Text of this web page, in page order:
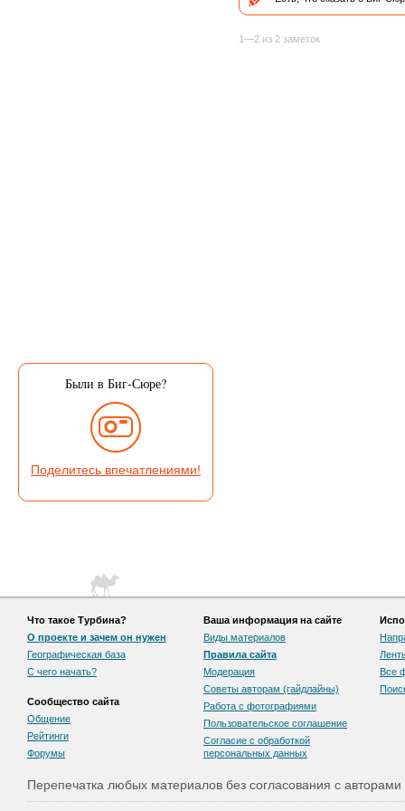
Были в Биг-Сюре?
Поделитесь впечатлениями!
1—2 из 2 заметок
Что такое Турбина?
О проекте и зачем он нужен
Географическая база
С чего начать?
Сообщество сайта
Общение
Рейтинги
Форумы
Ваша информация на сайте
Виды материалов
Правила сайта
Модерация
Советы авторам (гайдлайны)
Работа с фотографиями
Пользовательскоe соглашение
Согласие с обработкой
персональных данных
Все
Перепечатка любых материалов без согласования с